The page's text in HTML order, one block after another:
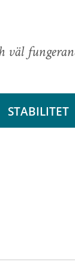
väl
STABILITET